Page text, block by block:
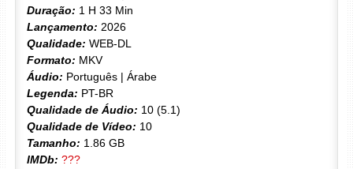
Duração: 1 H 33 Min
Lançamento: 2026
Qualidade: WEB-DL
Formato: MKV
Áudio: Português | Árabe
Legenda: PT-BR
Qualidade de Áudio: 10 (5.1)
Qualidade de Vídeo: 10
Tamanho: 1.86 GB
IMDb: ???